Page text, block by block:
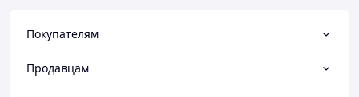
Покупателям
Продавцам